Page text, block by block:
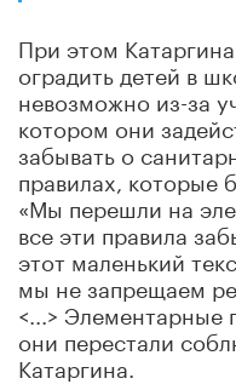
При этом
оградить детей в
невозможно из-за
котором они
забывать о
правилах, которые
«Мы перешли на
все эти правила
этот маленький
мы не запрещаем
<...> Элементарные
они перестали
Катаргина.